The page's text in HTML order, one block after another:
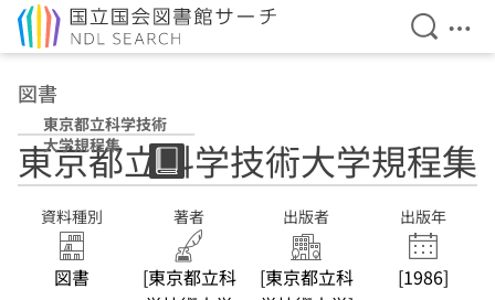
検索を
メ
図書
東京都立科学技術
大学規程集
東京都立科学技術大学規程集
資料種別
図書
著者
[東京都立科
出版者
[東京都立科
出版年
[1986]